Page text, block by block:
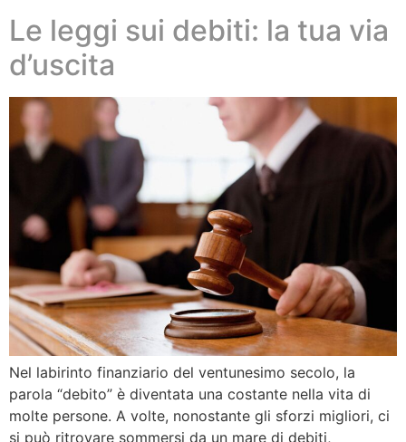
Le leggi sui debiti: la tua via
d’uscita
Nel labirinto finanziario del ventunesimo secolo, la
parola “debito” è diventata una costante nella vita di
molte persone. A volte, nonostante gli sforzi migliori, ci
si può ritrovare sommersi da un mare di debiti,